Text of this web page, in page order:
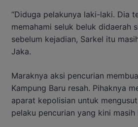
“Diduga pelakunya laki-laki. Dia
memahami seluk beluk didaerah
sebelum kejadian, Sarkel itu
Jaka.
Maraknya aksi pencurian
Kampung Baru resah. Pihaknya
aparat kepolisian untuk
pelaku pencurian yang kini